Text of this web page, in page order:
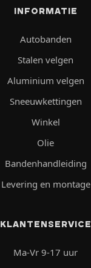
INFORMATIE
Autobanden
Stalen velgen
Aluminium velgen
Sneeuwkettingen
Winkel
Olie
Bandenhandleiding
Levering en montage
KLANTENSERVICE
Ma-Vr 9-17 uur